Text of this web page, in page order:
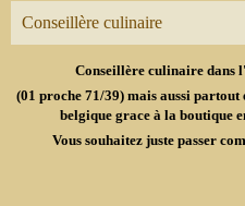
Conseillère culinaire
Conseillère culinaire dans
(01 proche 71/39) mais aussi partout
belgique grace à la boutique
Vous souhaitez juste passer